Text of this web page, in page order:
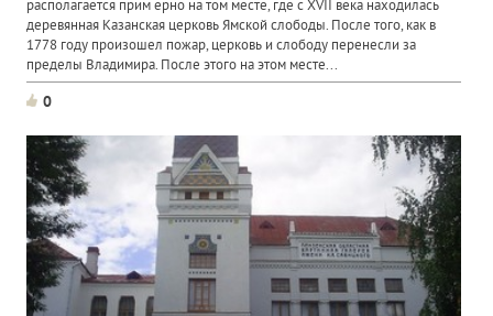
располагается прим ерно на том месте, где с XVII века находилась
деревянная Казанская церковь Ямской слободы. После того, как в
1778 году произошел пожар, церковь и слободу перенесли за
пределы Владимира. После этого на этом месте...
0